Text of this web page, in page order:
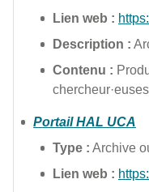
Lien web :
Description :
Contenu :
Portail HAL UCA
Type : Archive
Lien web :